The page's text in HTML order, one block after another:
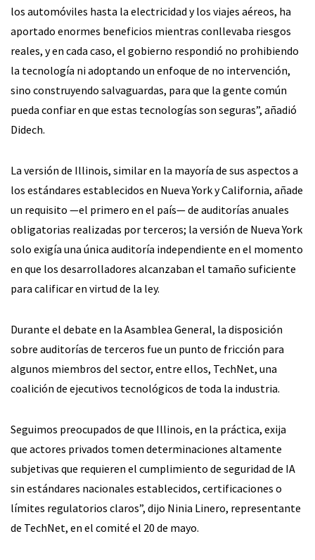
los automóviles hasta la electricidad y los viajes aéreos, ha
aportado enormes beneficios mientras conllevaba riesgos
reales, y en cada caso, el gobierno respondió no prohibiendo
la tecnología ni adoptando un enfoque de no intervención,
sino construyendo salvaguardas, para que la gente común
pueda confiar en que estas tecnologías son seguras”, añadió
Didech.
La versión de Illinois, similar en la mayoría de sus aspectos a
los estándares establecidos en Nueva York y California, añade
un requisito —el primero en el país— de auditorías anuales
obligatorias realizadas por terceros; la versión de Nueva York
solo exigía una única auditoría independiente en el momento
en que los desarrolladores alcanzaban el tamaño suficiente
para calificar en virtud de la ley.
Durante el debate en la Asamblea General, la disposición
sobre auditorías de terceros fue un punto de fricción para
algunos miembros del sector, entre ellos, TechNet, una
coalición de ejecutivos tecnológicos de toda la industria.
Seguimos preocupados de que Illinois, en la práctica, exija
que actores privados tomen determinaciones altamente
subjetivas que requieren el cumplimiento de seguridad de IA
sin estándares nacionales establecidos, certificaciones o
límites regulatorios claros”, dijo Ninia Linero, representante
de TechNet, en el comité el 20 de mayo.